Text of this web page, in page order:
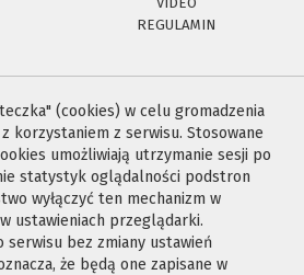
REGULAMIN
(cookies) w celu gromadzenia
korzystaniem z serwisu. Stosowane
umożliwiają utrzymanie sesji po
statystyk oglądalności podstron
wyłączyć ten mechanizm w
ustawieniach przeglądarki.
serwisu bez zmiany ustawień
że będą one zapisane w